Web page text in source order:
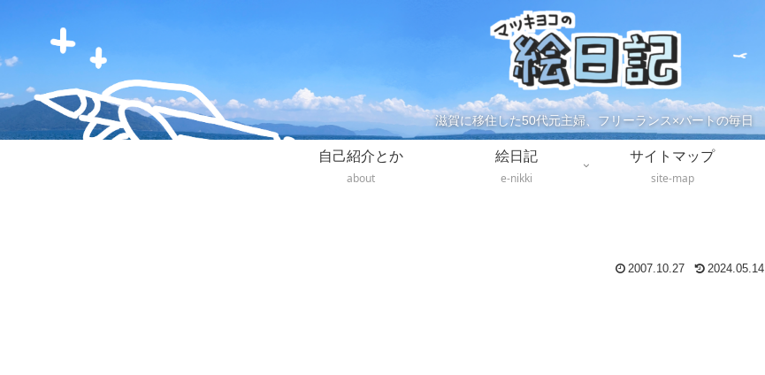
滋賀に移住した50代元主婦、フリーランス×パートの毎日
自己紹介とか
about
絵日記
e-nikki
サイトマップ
site-map
2007.10.27 2024.05.14